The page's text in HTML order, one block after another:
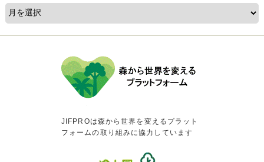
JIFPROは森から世界を変えるプラット
フォームの取り組みに協力しています